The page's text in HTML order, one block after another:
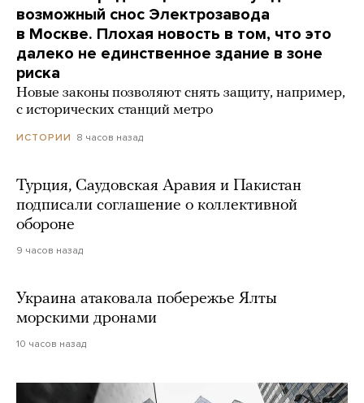
возможный снос Электрозавода
в Москве. Плохая новость в том, что это
далеко не единственное здание в зоне
риска
Новые законы позволяют снять защиту, например,
с исторических станций метро
ИСТОРИИ 8 часов назад
Турция, Саудовская Аравия и Пакистан
подписали соглашение о коллективной
обороне
9 часов назад
Украина атаковала побережье Ялты
морскими дронами
10 часов назад